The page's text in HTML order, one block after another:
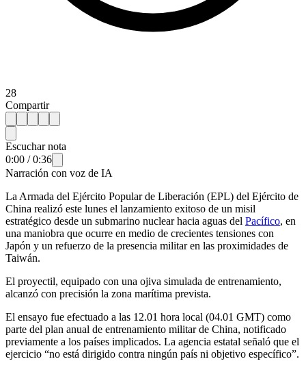
28
Compartir
Escuchar nota
0:00 /0:36
Narración con voz de IA
La Armada del Ejército Popular de Liberación (EPL) del Ejército de
China realizó este lunes el lanzamiento exitoso de un misil
estratégico desde un submarino nuclear hacia aguas del Pacífico, en
una maniobra que ocurre en medio de crecientes tensiones con
Japón y un refuerzo de la presencia militar en las proximidades de
Taiwán.
El proyectil, equipado con una ojiva simulada de entrenamiento,
alcanzó con precisión la zona marítima prevista.
El ensayo fue efectuado a las 12.01 hora local (04.01 GMT) como
parte del plan anual de entrenamiento militar de China, notificado
previamente a los países implicados. La agencia estatal señaló que el
ejercicio “no está dirigido contra ningún país ni objetivo específico”.